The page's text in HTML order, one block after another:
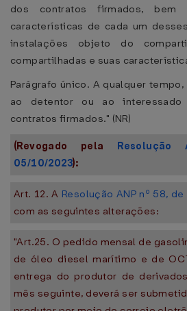
dos contratos firmados, bem
características de cada um
instalações objeto do
compartilhadas e suas
Parágrafo único. A qualquer
ao detentor ou ao
contratos firmados." (NR)
(Revogado pela
05/10/2023):
Art. 12. A Resolução ANP nº 58,
com as seguintes alterações:
"Art.25. O pedido mensal de
de óleo diesel marítimo e de
entrega do produtor de
mês seguinte, deverá ser